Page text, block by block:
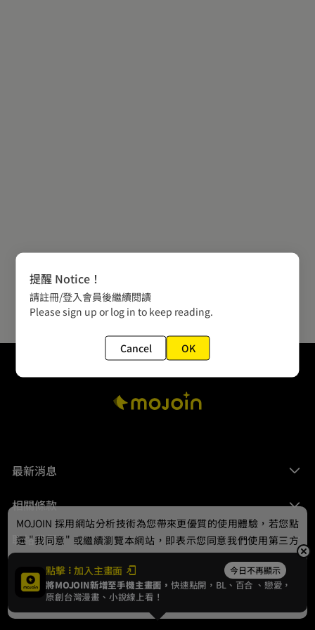
最新消息
相關條款
聯絡我們
© 2024 gamania Digital Entertainment Co., Ltd.
點擊 加入主畫面 今日不再顯示
將MOJOIN新增至手機主畫面，快速點開，BL、 百合 、戀愛，
原創台灣漫畫、小說線上看！
MOJOIN 採用網站分析技術為您帶來更優質的使用體驗，若您點
選 "我同意" 或繼續瀏覽本網站，即表示您同意我們使用第三方
Cookie，欲瞭解更多資訊請見隱私權政策。
我同意
提醒 Notice！
請註冊/登入會員後繼續閱讀
Please sign up or log in to keep reading.
Cancel OK